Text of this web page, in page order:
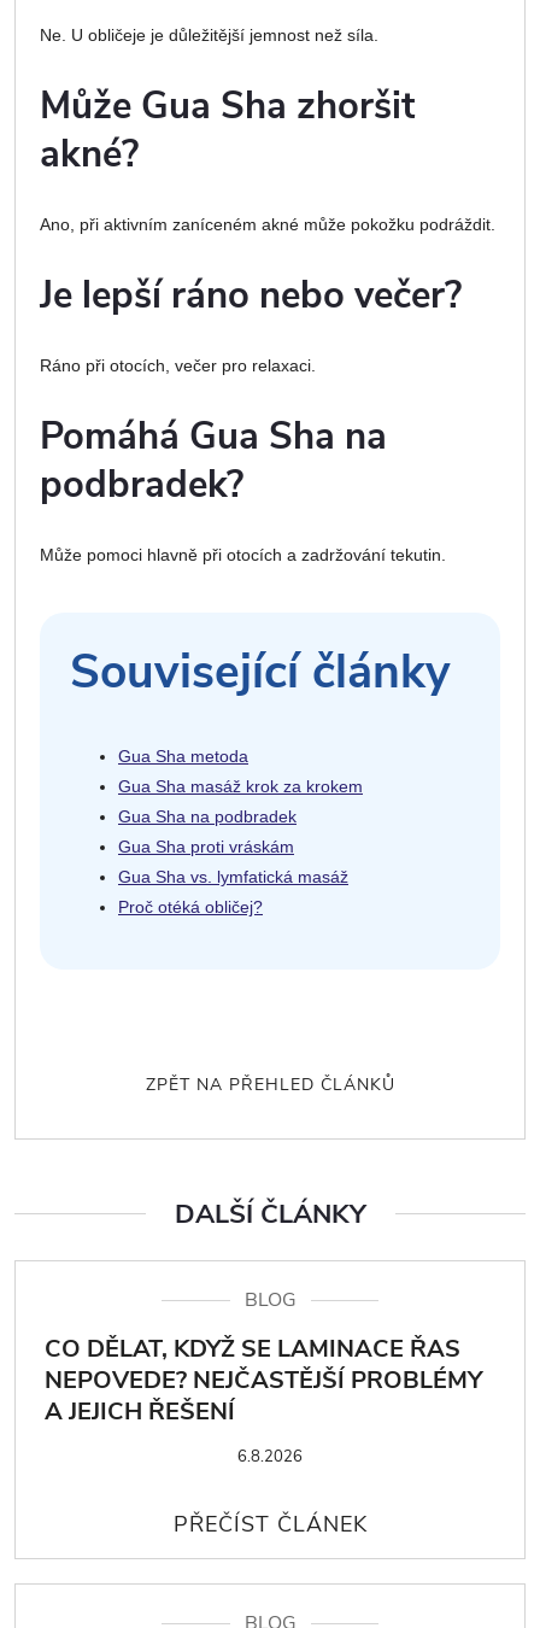
Ne. U obličeje je důležitější jemnost než síla.
Může Gua Sha zhoršit
akné?
Ano, při aktivním zaníceném akné může pokožku podráždit.
Je lepší ráno nebo večer?
Ráno při otocích, večer pro relaxaci.
Pomáhá Gua Sha na
podbradek?
Může pomoci hlavně při otocích a zadržování tekutin.
Související články
Gua Sha metoda
Gua Sha masáž krok za krokem
Gua Sha na podbradek
Gua Sha proti vráskám
Gua Sha vs. lymfatická masáž
Proč otéká obličej?
ZPĚT NA PŘEHLED ČLÁNKŮ
DALŠÍ ČLÁNKY
BLOG
CO DĚLAT, KDYŽ SE LAMINACE ŘAS
NEPOVEDE? NEJČASTĚJŠÍ PROBLÉMY
A JEJICH ŘEŠENÍ
6.8.2026